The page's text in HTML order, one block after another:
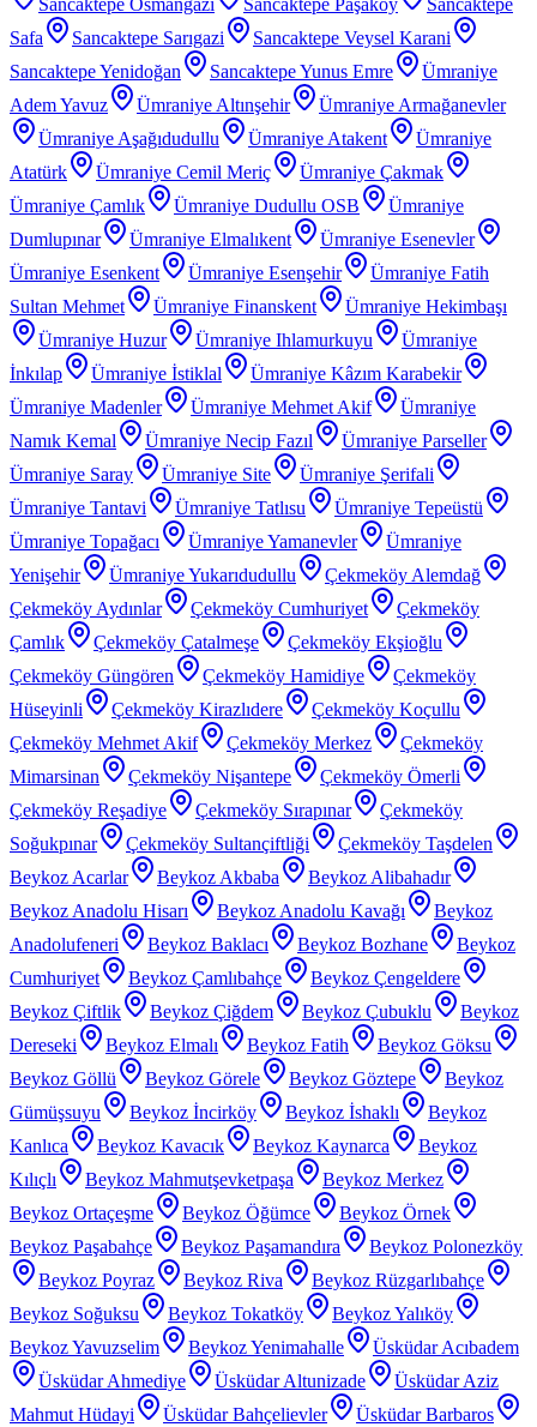
Sancaktepe Osmangazi
Sancaktepe Paşaköy
Sancaktepe
Safa
Sancaktepe Sarıgazi
Sancaktepe Veysel Karani
Sancaktepe Yenidoğan
Sancaktepe Yunus Emre
Ümraniye
Adem Yavuz
Ümraniye Altınşehir
Ümraniye Armağanevler
Ümraniye Aşağıdudullu
Ümraniye Atakent
Ümraniye
Atatürk
Ümraniye Cemil Meriç
Ümraniye Çakmak
Ümraniye Çamlık
Ümraniye Dudullu OSB
Ümraniye
Dumlupınar
Ümraniye Elmalıkent
Ümraniye Esenevler
Ümraniye Esenkent
Ümraniye Esenşehir
Ümraniye Fatih
Sultan Mehmet
Ümraniye Finanskent
Ümraniye Hekimbaşı
Ümraniye Huzur
Ümraniye Ihlamurkuyu
Ümraniye
İnkılap
Ümraniye İstiklal
Ümraniye Kâzım Karabekir
Ümraniye Madenler
Ümraniye Mehmet Akif
Ümraniye
Namık Kemal
Ümraniye Necip Fazıl
Ümraniye Parseller
Ümraniye Saray
Ümraniye Site
Ümraniye Şerifali
Ümraniye Tantavi
Ümraniye Tatlısu
Ümraniye Tepeüstü
Ümraniye Topağacı
Ümraniye Yamanevler
Ümraniye
Yenişehir
Ümraniye Yukarıdudullu
Çekmeköy Alemdağ
Çekmeköy Aydınlar
Çekmeköy Cumhuriyet
Çekmeköy
Çamlık
Çekmeköy Çatalmeşe
Çekmeköy Ekşioğlu
Çekmeköy Güngören
Çekmeköy Hamidiye
Çekmeköy
Hüseyinli
Çekmeköy Kirazlıdere
Çekmeköy Koçullu
Çekmeköy Mehmet Akif
Çekmeköy Merkez
Çekmeköy
Mimarsinan
Çekmeköy Nişantepe
Çekmeköy Ömerli
Çekmeköy Reşadiye
Çekmeköy Sırapınar
Çekmeköy
Soğukpınar
Çekmeköy Sultançiftliği
Çekmeköy Taşdelen
Beykoz Acarlar
Beykoz Akbaba
Beykoz Alibahadır
Beykoz Anadolu Hisarı
Beykoz Anadolu Kavağı
Beykoz
Anadolufeneri
Beykoz Baklacı Beykoz Bozhane
Beykoz
Cumhuriyet
Beykoz Çamlıbahçe
Beykoz Çengeldere
Beykoz Çiftlik
Beykoz Çiğdem Beykoz Çubuklu
Beykoz
Dereseki
Beykoz Elmalı Beykoz Fatih
Beykoz Göksu
Beykoz Göllü
Beykoz Görele Beykoz Göztepe
Beykoz
Gümüşsuyu
Beykoz İncirköy Beykoz İshaklı
Beykoz
Kanlıca
Beykoz Kavacık Beykoz Kaynarca
Beykoz
Kılıçlı
Beykoz Mahmutşevketpaşa
Beykoz Merkez
Beykoz Ortaçeşme
Beykoz Öğümce
Beykoz Örnek
Beykoz Paşabahçe
Beykoz Paşamandıra
Beykoz Polonezköy
Beykoz Poyraz
Beykoz Riva
Beykoz Rüzgarlıbahçe
Beykoz Soğuksu
Beykoz Tokatköy
Beykoz Yalıköy
Beykoz Yavuzselim
Beykoz Yenimahalle
Üsküdar Acıbadem
Üsküdar Ahmediye
Üsküdar Altunizade
Üsküdar Aziz
Mahmut Hüdayi
Üsküdar Bahçelievler Üsküdar Barbaros